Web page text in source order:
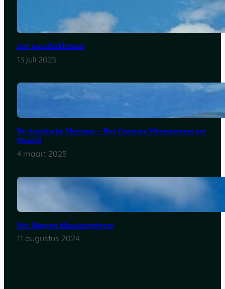
Het toendraklimaat
13 juli 2025
De Aziatische Moesson – Het Grootste Weersysteem ter
Wereld
4 maart 2025
Het Köppen klimaatsysteem
11 augustus 2024